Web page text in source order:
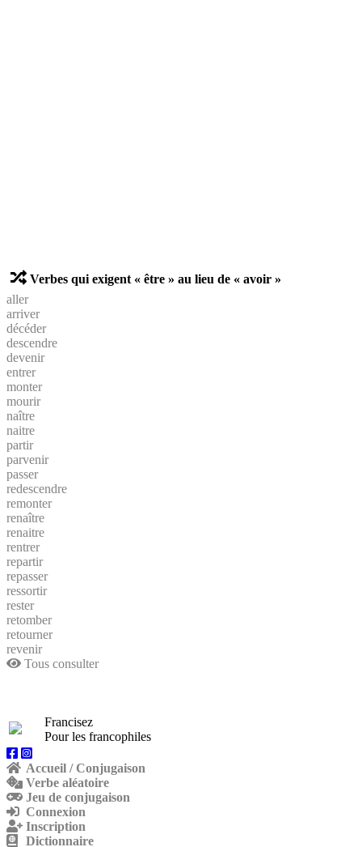
Verbes qui exigent « être » au lieu de « avoir »
aller
arriver
décéder
descendre
devenir
entrer
monter
mourir
naître
naitre
partir
parvenir
passer
redescendre
remonter
renaître
renaitre
rentrer
repartir
repasser
ressortir
rester
retomber
retourner
revenir
Tous consulter
Francisez
Pour les francophiles
Accueil / Conjugaison
Verbe aléatoire
Jeu de conjugaison
Connexion
Inscription
Dictionnaire